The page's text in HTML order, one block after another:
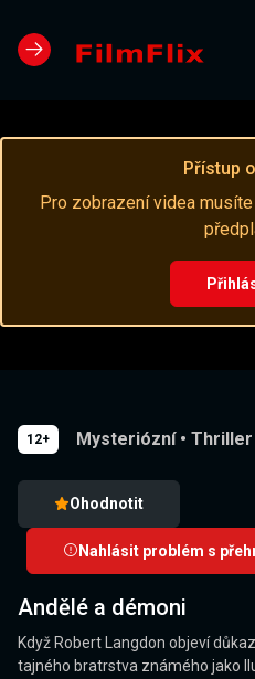
Přístup
Pro zobrazení videa
12+ Mysteriózní • Thriller
Ohodnotit
Nahlásit problém s
Andělé a démoni
Když Robert Langdon objeví
tajného bratrstva známého jako